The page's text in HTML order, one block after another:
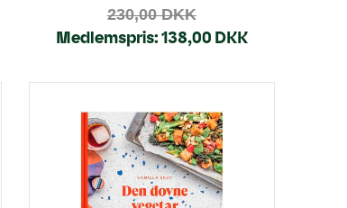
230,00 DKK
Medlemspris:138,00 DKK